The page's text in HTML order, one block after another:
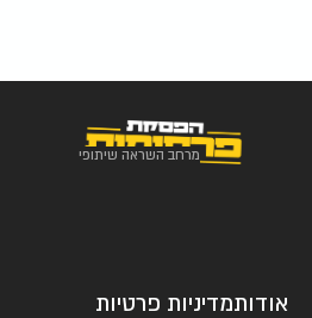
מרחב השראה שיתופי
אודותמדיניות פרטיות